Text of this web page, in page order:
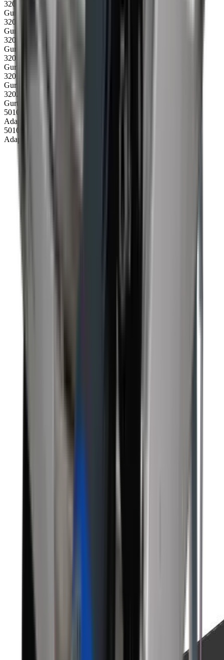
32001
Gurt 3300 glatt
32005
Gurt 3300 20mm Mitnehmer
32009
Gurt 3300 40mm Mitnehmer
32013
Gurt 3300 60mm Mitnehmer
32017
Gurt 3300 20mm V-Mitnehmer
32021
Gurt 3300 40mm Wellen-Mitnehmer
50104
Adaptorkabel 240V 10A 1 m CEE/Schuko Stecker
50105
Adaptorkabel 240V 10A 1 m CEE/Schuko Stecker